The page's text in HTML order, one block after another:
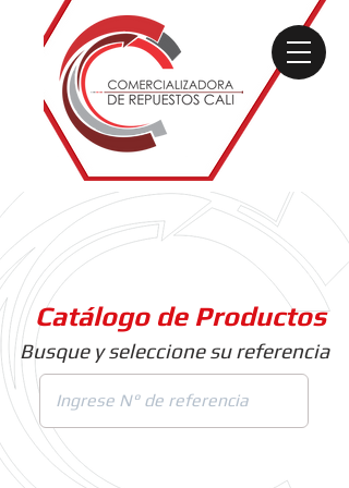
Catálogo de Productos
Busque y seleccione su referencia